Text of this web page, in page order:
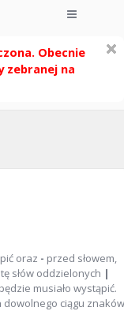
Obecnie
zebranej na
oraz - przed słowem,
słów oddzielonych |
musiało wystąpić.
ciągu